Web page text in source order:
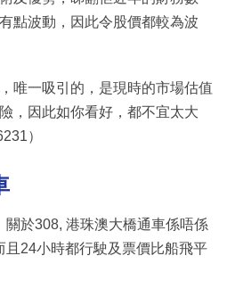
點波動，因此令股價都較為波
唯一吸引的，是現時的市場估值
，因此如你看好，都不宜太大
）
關於308, 港珠澳大橋通車係唔係
且24小時都行駛及票價比船飛平